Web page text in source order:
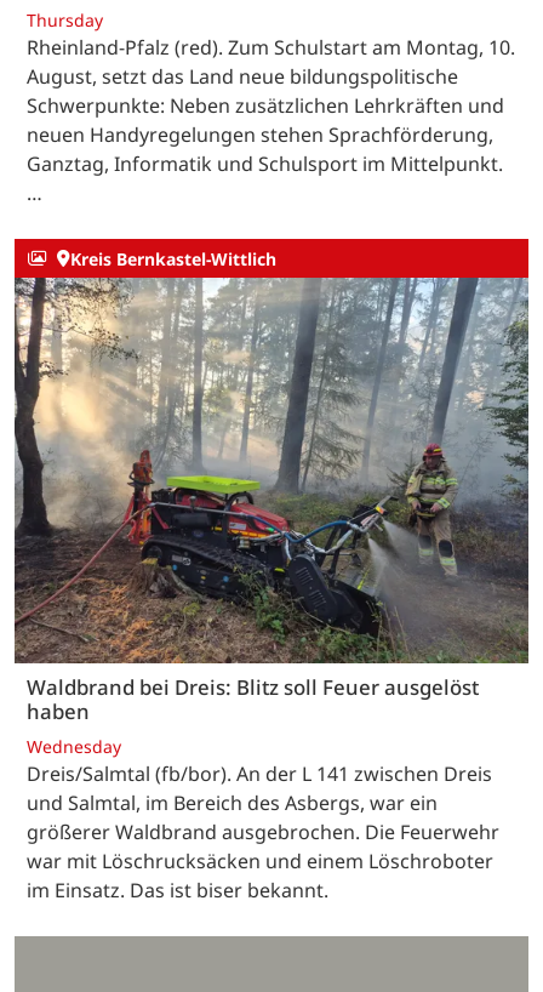
Thursday
Rheinland-Pfalz (red). Zum Schulstart am Montag, 10.
August, setzt das Land neue bildungspolitische
Schwerpunkte: Neben zusätzlichen Lehrkräften und
neuen Handyregelungen stehen Sprachförderung,
Ganztag, Informatik und Schulsport im Mittelpunkt.
…
Kreis Bernkastel-Wittlich
Waldbrand bei Dreis: Blitz soll Feuer ausgelöst
haben
Wednesday
Dreis/Salmtal (fb/bor). An der L 141 zwischen Dreis
und Salmtal, im Bereich des Asbergs, war ein
größerer Waldbrand ausgebrochen. Die Feuerwehr
war mit Löschrucksäcken und einem Löschroboter
im Einsatz. Das ist biser bekannt.